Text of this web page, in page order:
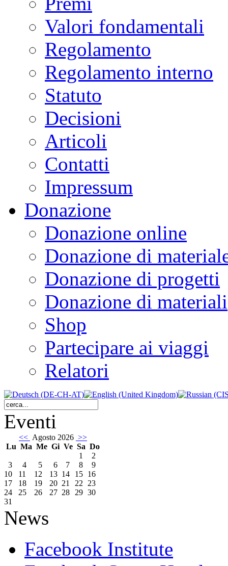
Valori fondamentali
Regolamento
Regolamento interno
Statuto
Decisioni
Articoli
Contatti
Impressum
Donazione
Donazione online
Donazione di
Donazione di progetti
Donazione di materiali
Shop
Partecipare ai viaggi
Relatori
Eventi
<< Agosto 2026 >>
Lu Ma Me Gi Ve Sa Do
1
2
3
4 5 6 7 8
9
10
11 12 13 14 15 16
17
18 19 20 21 22 23
24
25 26 27 28 29 30
31
News
Facebook Institute